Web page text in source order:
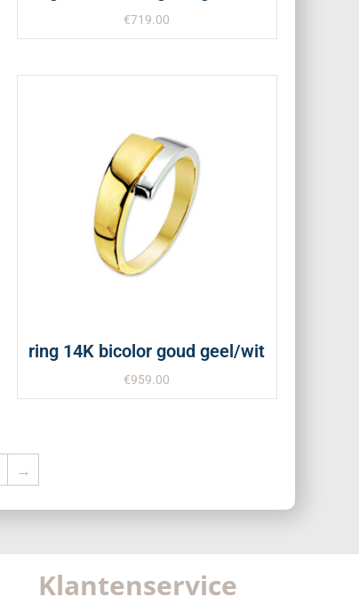
€719.00
ring 14K bicolor goud geel/wit
€959.00
→
Klantenservice